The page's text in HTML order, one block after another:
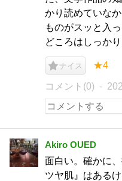
かり読めていな
ものがスッと入
どころはしっか
ナイス ★4
コメント(0)
Akiro OUED
面白い。確かに
ツヤ肌』はある